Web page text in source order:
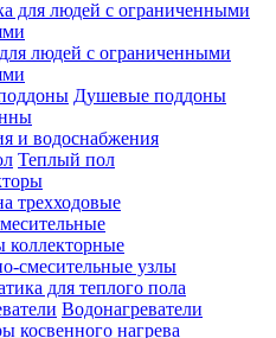
людей с ограниченными
Душевые поддоны
и водоснабжения
Теплый пол
трехходовые
смесительные узлы
для теплого пола
Водонагреватели
косвенного нагрева